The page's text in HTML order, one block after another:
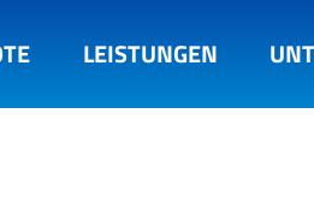
LEISTUNGEN